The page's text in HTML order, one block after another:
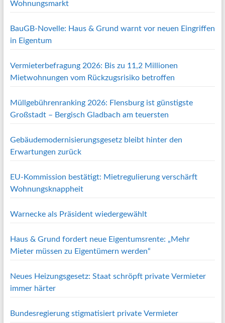
Wohnungsmarkt
BauGB-Novelle: Haus & Grund warnt vor neuen Eingriffen
in Eigentum
Vermieterbefragung 2026: Bis zu 11,2 Millionen
Mietwohnungen vom Rückzugsrisiko betroffen
Müllgebührenranking 2026: Flensburg ist günstigste
Großstadt – Bergisch Gladbach am teuersten
Gebäudemodernisierungsgesetz bleibt hinter den
Erwartungen zurück
EU-Kommission bestätigt: Mietregulierung verschärft
Wohnungsknappheit
Warnecke als Präsident wiedergewählt
Haus & Grund fordert neue Eigentumsrente: „Mehr
Mieter müssen zu Eigentümern werden“
Neues Heizungsgesetz: Staat schröpft private Vermieter
immer härter
Bundesregierung stigmatisiert private Vermieter